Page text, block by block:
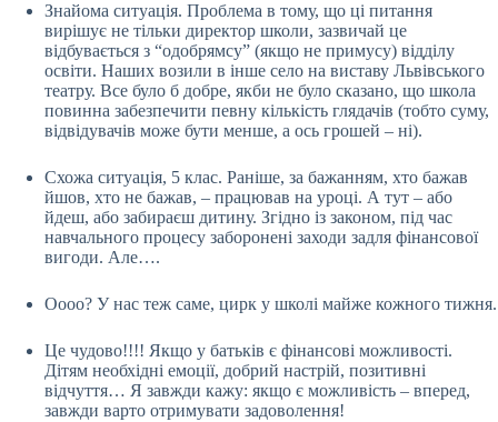
Знайома ситуація. Проблема в тому, що ці питання
вирішує не тільки директор школи, зазвичай це
відбувається з “одобрямсу” (якщо не примусу) відділу
освіти. Наших возили в інше село на виставу Львівського
театру. Все було б добре, якби не було сказано, що школа
повинна забезпечити певну кількість глядачів (тобто суму,
відвідувачів може бути менше, а ось грошей – ні).
Схожа ситуація, 5 клас. Раніше, за бажанням, хто бажав
йшов, хто не бажав, – працював на уроці. А тут – або
йдеш, або забираєш дитину. Згідно із законом, під час
навчального процесу заборонені заходи задля фінансової
вигоди. Але….
Оооо? У нас теж саме, цирк у школі майже кожного тижня.
Це чудово!!!! Якщо у батьків є фінансові можливості.
Дітям необхідні емоції, добрий настрій, позитивні
відчуття… Я завжди кажу: якщо є можливість – вперед,
завжди варто отримувати задоволення!